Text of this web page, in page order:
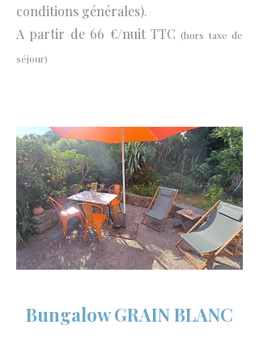
conditions générales).
A partir de 66 €/nuit TTC (hors taxe de
séjour)
Bungalow GRAIN BLANC